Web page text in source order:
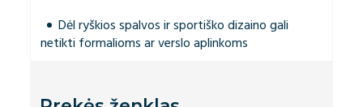
Dėl ryškios spalvos ir sportiško dizaino gali
netikti formalioms ar verslo aplinkoms